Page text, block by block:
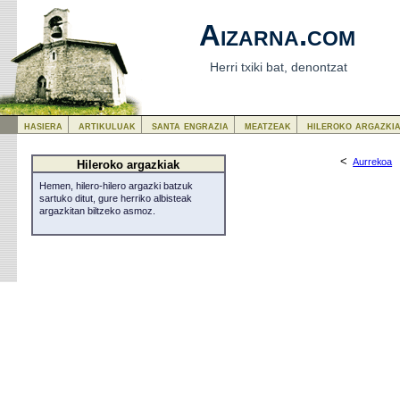
Aizarna.com
Herri txiki bat, denontzat
<Aurrekoa
Hileroko argazkiak
Hemen, hilero-hilero argazki batzuk
sartuko ditut, gure herriko albisteak
argazkitan biltzeko asmoz.
hasiera artikuluak santa engrazia meatzeak hileroko